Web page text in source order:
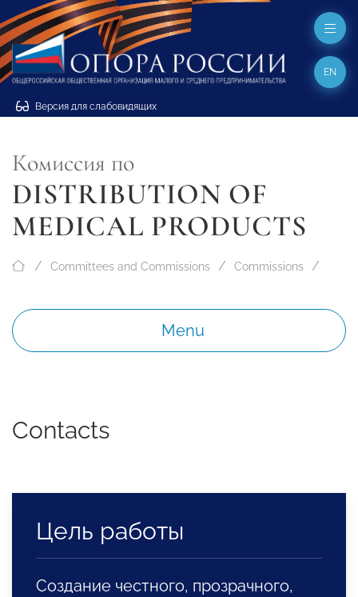
Версия для слабовидящих
EN
Комиссия по
DISTRIBUTION OF
MEDICAL PRODUCTS
Committees and Commissions Commissions
Menu
Contacts
Цель работы
Создание честного, прозрачного,